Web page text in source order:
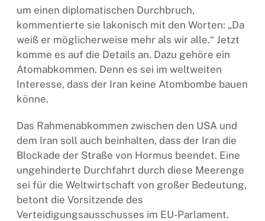
um einen diplomatischen Durchbruch,
kommentierte sie lakonisch mit den Worten: „Da
weiß er möglicherweise mehr als wir alle.“ Jetzt
komme es auf die Details an. Dazu gehöre ein
Atomabkommen. Denn es sei im weltweiten
Interesse, dass der Iran keine Atombombe bauen
könne.
Das Rahmenabkommen zwischen den USA und
dem Iran soll auch beinhalten, dass der Iran die
Blockade der Straße von Hormus beendet. Eine
ungehinderte Durchfahrt durch diese Meerenge
sei für die Weltwirtschaft von großer Bedeutung,
betont die Vorsitzende des
Verteidigungsausschusses im EU-Parlament.